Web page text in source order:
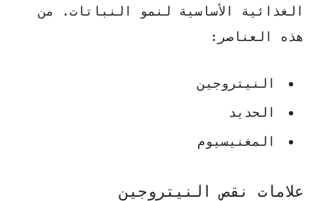
الغذائية الأساسية لنمو النباتات. من
هذه العناصر:
النيتروجين
الحديد
المغنيسيوم
علامات نقص النيتروجين